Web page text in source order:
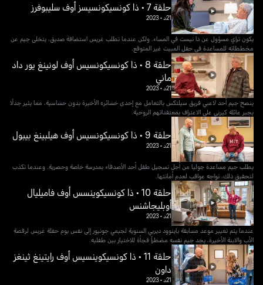
حلقة 7 • ذا كونسيكونسيسز أوف سليبوفرز
21د •
2023
يكون تراي مسؤول عن ذا نيست في المساء. ولكن عندما تطلب غريس استضافة صديق، يتخلى جيم عن
مخططاته للمساعدة في حفل المبيت غير المتوقع.
حلقة 8 • ذا كونسيكونسيس أوف لونينغ يور داد
ماني
21د •
2023
ينصح جيم أحد لاعبي فريق سيلتكس بالتعامل مع إحدى خسائره الأخيرة بدون حساسية، مما يثير جدلًا
يجبر عائلة كيرني على الاعتراف بمعتقداتهم الروحية.
حلقة 9 • ذا كونسيكونسيس أوف هيلبينغ بيبول
21د •
2023
يطلب جيم مساعدة جوليا من أجل تسجيل طفل أحد الأصدقاء بمدرسة خاصة وحصرية. وعندما تكذب
لتحقيق ذلك، تواجه عواقب لعدم أمانتها.
حلقة 10 • ذا كونسيكوينسس أوف فاميليال
أوبليجاشنس
21د •
2023
عندما يتم تغيير موعد مسابقة باينوود ديربي السنوية لجيمي جونيور إلى نفس يوم حفلة غريس لرقصة
الأب والابنة الأخيرة، يجد جيم نفسه مضطراً فجأة للاختيار بين طفليه.
حلقة 11 • ذا كونسيكوينسيس أوف رايتينغ ثينغز
داون
21د •
2023